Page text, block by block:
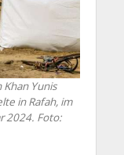
Yunis
in Rafah, im
2024. Foto: